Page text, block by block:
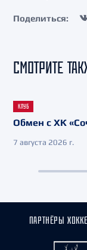
Поделиться:
СМОТРИТЕ
КЛУБ
Обмен с ХК
7 августа 2026 г.
ПАРТНЁРЫ